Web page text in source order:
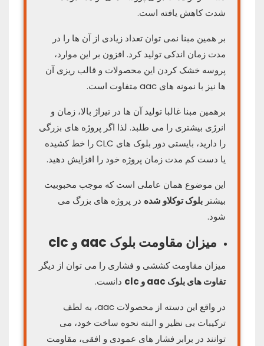
شدت کاهش یافته است.
بر همین مبنا نمی توان تعداد زیادی از آن ها را در
مدت زمان اندکی تولید کرد. افزون بر این موارد،
پروسه خشک کردن این محصولات و قالب ریزی آن
ها نیز با نمونه های aac متفاوت است.
برهمین مبنا غالبا تولید آن ها در تیراژ بالا، زمان و
انرژی بیشتری را می طلبد. لذا اگر پروژه های بزرگی
را دارید، بایستی دور بلوک های CLC را خط کشیده
یا دست کم مدت زمان پروژه خود را افزایش دهید.
این موضوع همان عاملی است که موجب محبوبیت
بیشتر بلوک توکلاو شده در پروژه های بزرگ می
شود.
میزان مقاومت بلوک aac و clc
میزان مقاومت کششی و فشاری را می توان از دیگر
تفاوت های بلوک aac و clc
دانست.
در واقع این دسته از محصولات aac، به لطف
ترکیبات بی نظیر و البته نحوه ساخت خود، می
توانند در برابر فشار های عمودی و افقی، مقاومت